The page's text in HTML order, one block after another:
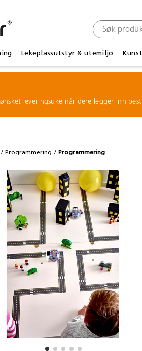
Lekeplassutstyr & utemiljø
ønsket leveringsuke når dere legger inn
Programmering Programmering